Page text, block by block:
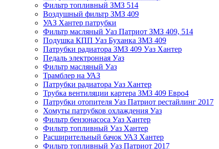
Фильтр топливный ЗМЗ 514
Воздушный фильтр ЗМЗ 409
УАЗ Хантер патрубки
Фильтр масляный Уаз Патриот ЗМЗ 409, 514
Подушка КПП Уаз Буханка ЗМЗ 409
Патрубки радиатора ЗМЗ 409 Уаз Хантер
Педаль электронная Уаз
Фильтр масляный Уаз
Трамблер на УАЗ
Патрубки радиатора Уаз Хантер
Трубка вентиляции картера ЗМЗ 409 Евро4
Патрубки отопителя Уаз Патриот рестайлинг 2017
Хомуты патрубков охлаждения Уаз
Фильтр бензонасоса Уаз Хантер
Фильтр топливный Уаз Хантер
Расширительный бачок УАЗ Хантер
Фильтр топливный Уаз Патриот 2017